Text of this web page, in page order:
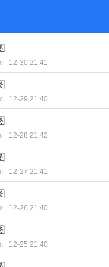
12-30 21:41
12-29 21:40
12-28 21:42
12-27 21:41
12-26 21:40
12-25 21:40